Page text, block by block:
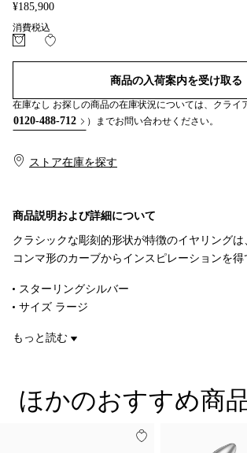
¥185,900
消費税込
商品の入荷案内を受け取る
在庫なし お探しの商品の在庫状況については、クライ
0120-488-712 ）までお問い合わせください。
ストア在庫を探す​​
商品説明および詳細について
クラシックな彫刻的形状が特徴のイヤリングは
コンマ形のカーブからインスピレーションを得
スターリングシルバー
サイズ ラージ
商品番号:60131955
もっと読む
ほかのおすすめ商